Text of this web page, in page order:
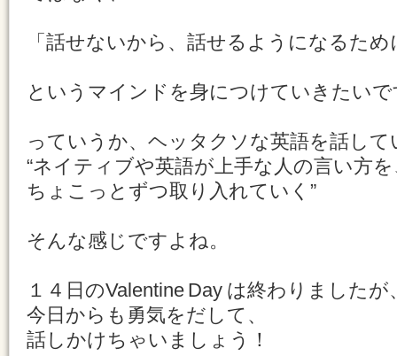
「話せないから、話せるようになるため
というマインドを身につけていきたい
っていうか、ヘッタクソな英語を話し
“ネイティブや英語が上手な人の言い方
ちょこっとずつ取り入れていく”
そんな感じですよね。
１４日のValentine Day は終わりましたが
今日からも勇気をだして、
話しかけちゃいましょう！